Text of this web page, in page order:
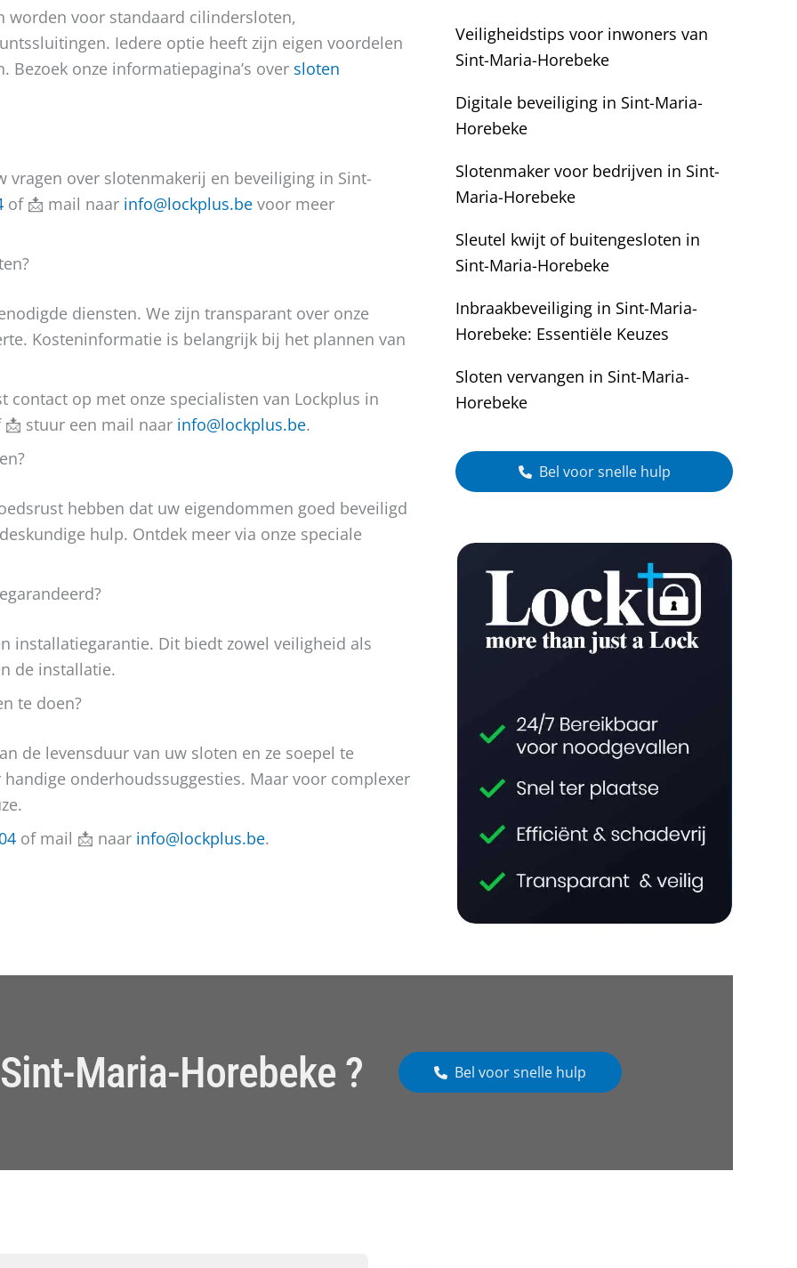
worden voor standaard cilindersloten,
Iedere optie heeft zijn eigen voordelen
Bezoek onze informatiepagina’s over sloten
over slotenmakerij en beveiliging in Sint-
of 📩 mail naar info@lockplus.be voor meer
diensten. We zijn transparant over onze
Kosteninformatie is belangrijk bij het plannen van
contact op met onze specialisten van Lockplus in
📩 stuur een mail naar info@lockplus.be.
hebben dat uw eigendommen goed beveiligd
hulp. Ontdek meer via onze speciale
installatiegarantie. Dit biedt zowel veiligheid als
de installatie.
te doen?
de levensduur van uw sloten en ze soepel te
handige onderhoudssuggesties. Maar voor complexer
of mail 📩 naar info@lockplus.be.
Veiligheidstips voor inwoners van
Sint-Maria-Horebeke
Digitale beveiliging in Sint-Maria-
Horebeke
Slotenmaker voor bedrijven in Sint-
Maria-Horebeke
Sleutel kwijt of buitengesloten in
Sint-Maria-Horebeke
Inbraakbeveiliging in Sint-Maria-
Horebeke: Essentiële Keuzes
Sloten vervangen in Sint-Maria-
Horebeke
Bel voor snelle hulp
Maria-Horebeke ? Bel voor snelle hulp